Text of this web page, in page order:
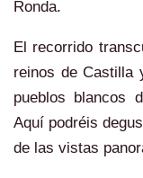
Ronda.
El recorrido
reinos de Castilla
pueblos blancos
Aquí podréis
de las vistas